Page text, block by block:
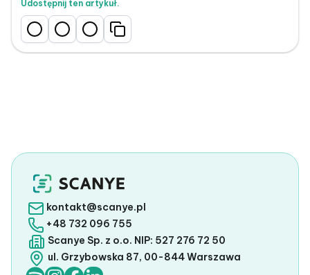
Udostępnij ten artykuł.
kontakt@scanye.pl
+48 732 096 755
Scanye Sp. z o.o. NIP: 527 276 72 50
ul. Grzybowska 87, 00-844 Warszawa